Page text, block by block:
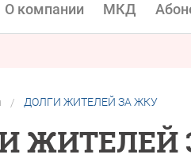
О компании МКД
/ ДОЛГИ ЖИТЕЛЕЙ ЗА ЖКУ
ЖИТЕЛЕЙ